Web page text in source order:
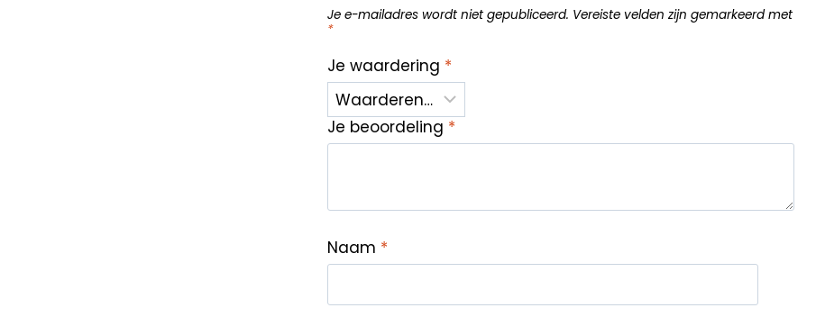
Je e-mailadres wordt niet gepubliceerd. Vereiste velden zijn gemarkeerd met
*
Je waardering *
Je beoordeling *
Naam *